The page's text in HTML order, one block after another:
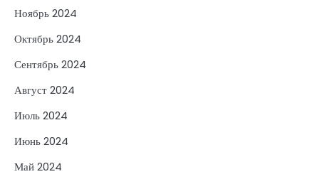
Ноябрь 2024
Октябрь 2024
Сентябрь 2024
Август 2024
Июль 2024
Июнь 2024
Май 2024